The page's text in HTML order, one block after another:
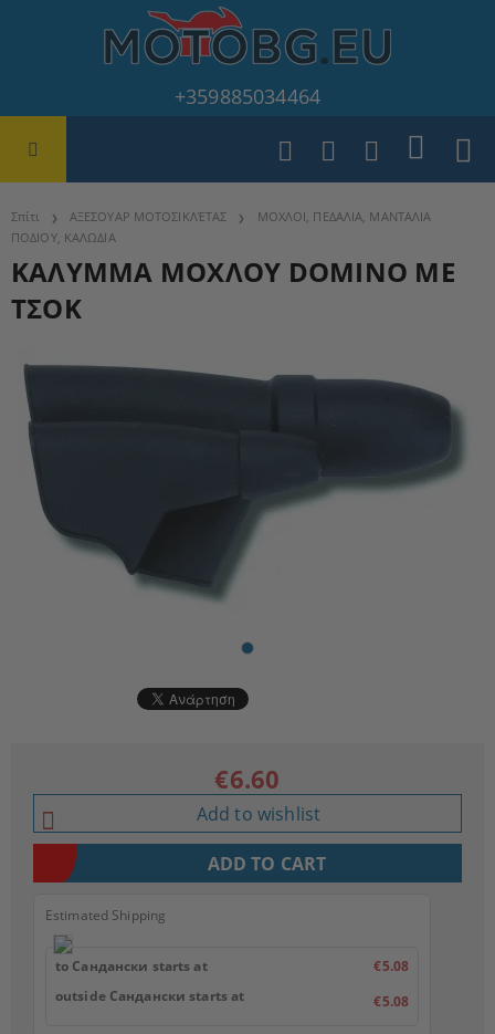
+359885034464
Σπίτι ΑΞΕΣΟΥΑΡ ΜΟΤΟΣΙΚΛΈΤΑΣ
ΜΟΧΛΟΙ, ΠΕΔΑΛΙΑ, ΜΑΝΤΑΛΙΑ
ΠΟΔΙΟΥ, ΚΑΛΩΔΙΑ
ΚΑΛΥΜΜΑ ΜΟΧΛΟΥ DOMINO ΜΕ
ΤΣΟΚ
€6.60
Add to wishlist
Estimated Shipping
to Сандански starts at
€5.08
outside Сандански starts at
€5.08